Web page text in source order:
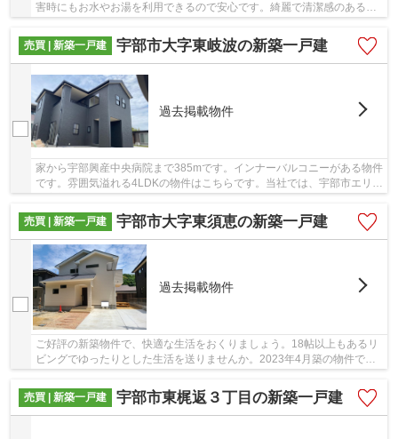
害時にもお水やお湯を利用できるので安心です。綺麗で清潔感のある室
売買 | 新築一戸建
宇部市大字東岐波の新築一戸建
過去掲載物件
家から宇部興産中央病院まで385mです。インナーバルコニーがある物件
です。雰囲気溢れる4LDKの物件はこちらです。当社では、宇部市エリア
売買 | 新築一戸建
宇部市大字東須恵の新築一戸建
過去掲載物件
ご好評の新築物件で、快適な生活をおくりましょう。18帖以上もあるリ
ビングでゆったりとした生活を送りませんか。2023年4月築の物件で
売買 | 新築一戸建
宇部市東梶返３丁目の新築一戸建